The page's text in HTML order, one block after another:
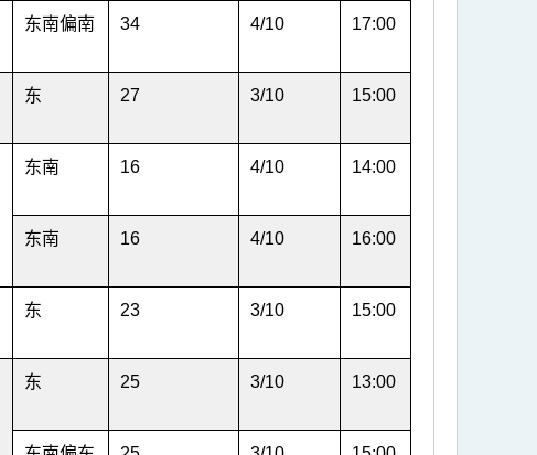
东南偏南 34 4/10 17:00
东 27 3/10 15:00
东南 16 4/10 14:00
东南 16 4/10 16:00
东 23 3/10 15:00
东 25 3/10 13:00